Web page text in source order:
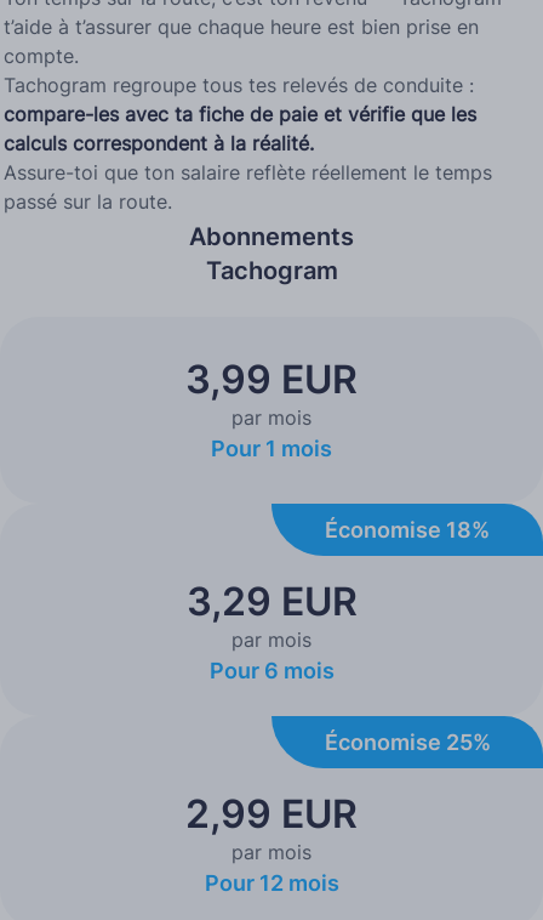
t’aide à t’assurer que chaque heure est bien prise en
compte.
Tachogram regroupe tous tes relevés de conduite :
compare-les avec ta fiche de paie et vérifie que les
calculs correspondent à la réalité.
Assure-toi que ton salaire reflète réellement le temps
passé sur la route.
Abonnements
Tachogram
3,99 EUR
par mois
Pour 1 mois
Économise 18%
3,29 EUR
par mois
Pour 6 mois
Économise 25%
2,99 EUR
par mois
Pour 12 mois